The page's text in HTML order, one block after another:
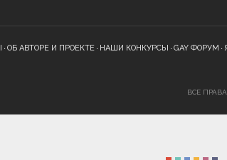
ОБ АВТОРЕ И ПРОЕКТЕ НАШИ КОНКУРСЫ GAY ФОРУМ
ВСЕ